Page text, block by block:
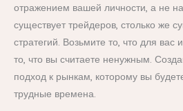
отражением вашей личности, а не
существует трейдеров, столько же
стратегий. Возьмите то, что для вас
то, что вы считаете ненужным.
подход к рынкам, которому вы
трудные времена.